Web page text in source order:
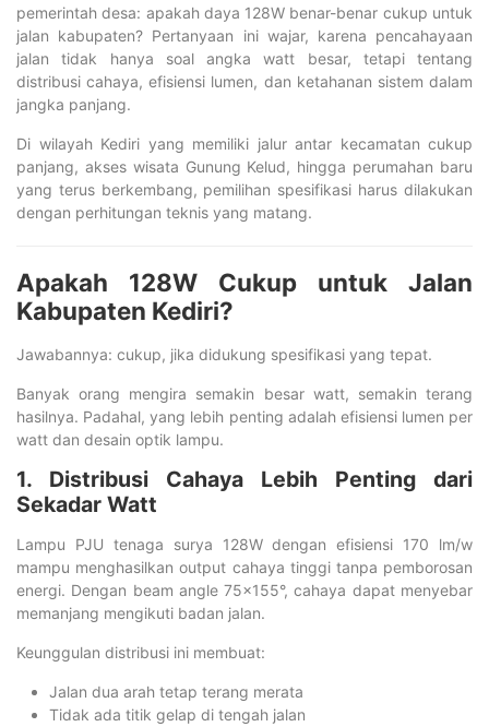
pemerintah desa: apakah daya 128W benar-benar cukup untuk
jalan kabupaten? Pertanyaan ini wajar, karena pencahayaan
jalan tidak hanya soal angka watt besar, tetapi tentang
distribusi cahaya, efisiensi lumen, dan ketahanan sistem dalam
jangka panjang.
Di wilayah Kediri yang memiliki jalur antar kecamatan cukup
panjang, akses wisata Gunung Kelud, hingga perumahan baru
yang terus berkembang, pemilihan spesifikasi harus dilakukan
dengan perhitungan teknis yang matang.
Apakah 128W Cukup untuk Jalan
Kabupaten Kediri?
Jawabannya: cukup, jika didukung spesifikasi yang tepat.
Banyak orang mengira semakin besar watt, semakin terang
hasilnya. Padahal, yang lebih penting adalah efisiensi lumen per
watt dan desain optik lampu.
1. Distribusi Cahaya Lebih Penting dari
Sekadar Watt
Lampu PJU tenaga surya 128W dengan efisiensi 170 lm/w
mampu menghasilkan output cahaya tinggi tanpa pemborosan
energi. Dengan beam angle 75×155°, cahaya dapat menyebar
memanjang mengikuti badan jalan.
Keunggulan distribusi ini membuat:
Jalan dua arah tetap terang merata
Tidak ada titik gelap di tengah jalan